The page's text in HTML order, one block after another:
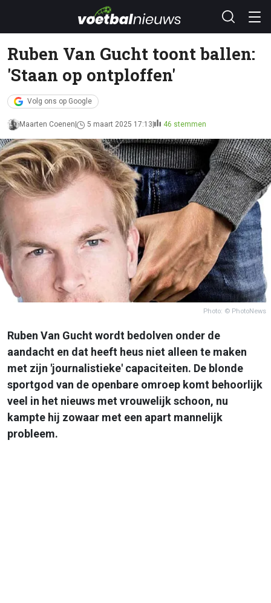
Ruben Van Gucht toont ballen:
'Staan op ontploffen'
Volg ons op Google
Maarten Coenen 5 maart 2025 17:13 46 stemmen
Photo: © PhotoNews
Ruben Van Gucht wordt bedolven onder de
aandacht en dat heeft heus niet alleen te maken
met zijn 'journalistieke' capaciteiten. De blonde
sportgod van de openbare omroep komt behoorlijk
veel in het nieuws met vrouwelijk schoon, nu
kampte hij zowaar met een apart mannelijk
probleem.